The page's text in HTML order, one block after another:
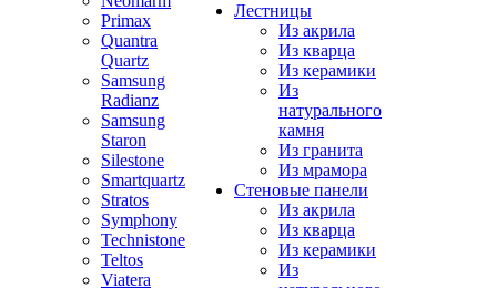
Primax
Quantra
Quartz
Samsung
Radianz
Samsung
Staron
Silestone
Smartquartz
Stratos
Symphony
Technistone
Teltos
Viatera
Лестницы
Из акрила
Из кварца
Из керамики
Из
натурального
камня
Из гранита
Из мрамора
Стеновые панели
Из акрила
Из кварца
Из керамики
Из